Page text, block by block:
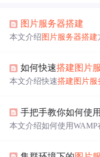
图片服务器搭建
本文介绍图片服务器搭建
包括启动服务器、修改配
访问本地图片的示例。
如何快速搭建 图片
本文介绍快速搭建图片服
施、性能优化、监控日
务器的作用。
手把手教你如何使
本文介绍如何使用